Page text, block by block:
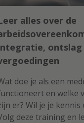
alles over de
ontslag
doe je als een
en welke
er? Wil je je
deze training en